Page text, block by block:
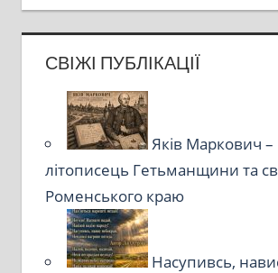
СВІЖІ ПУБЛІКАЦІЇ
Яків Маркович –
літописець Гетьманщини та
Роменського краю
Насупивсь,